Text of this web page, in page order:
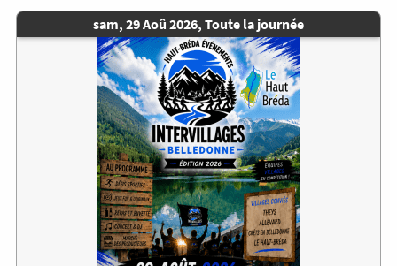
de
l'évènement
sam, 29 Aoû 2026, Toute la journée
Image